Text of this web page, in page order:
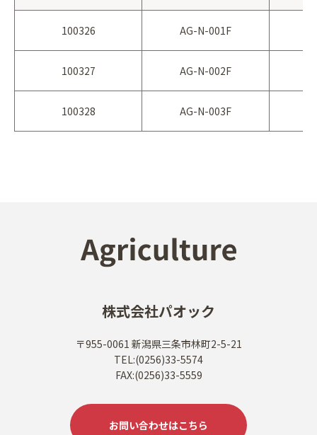
100326 AG-N-001F
100327 AG-N-002F
100328 AG-N-003F
株式会社パオック
〒955-0061 新潟県三条市林町2-5-21
TEL:(0256)33-5574
FAX:(0256)33-5559
お問い合わせはこちら